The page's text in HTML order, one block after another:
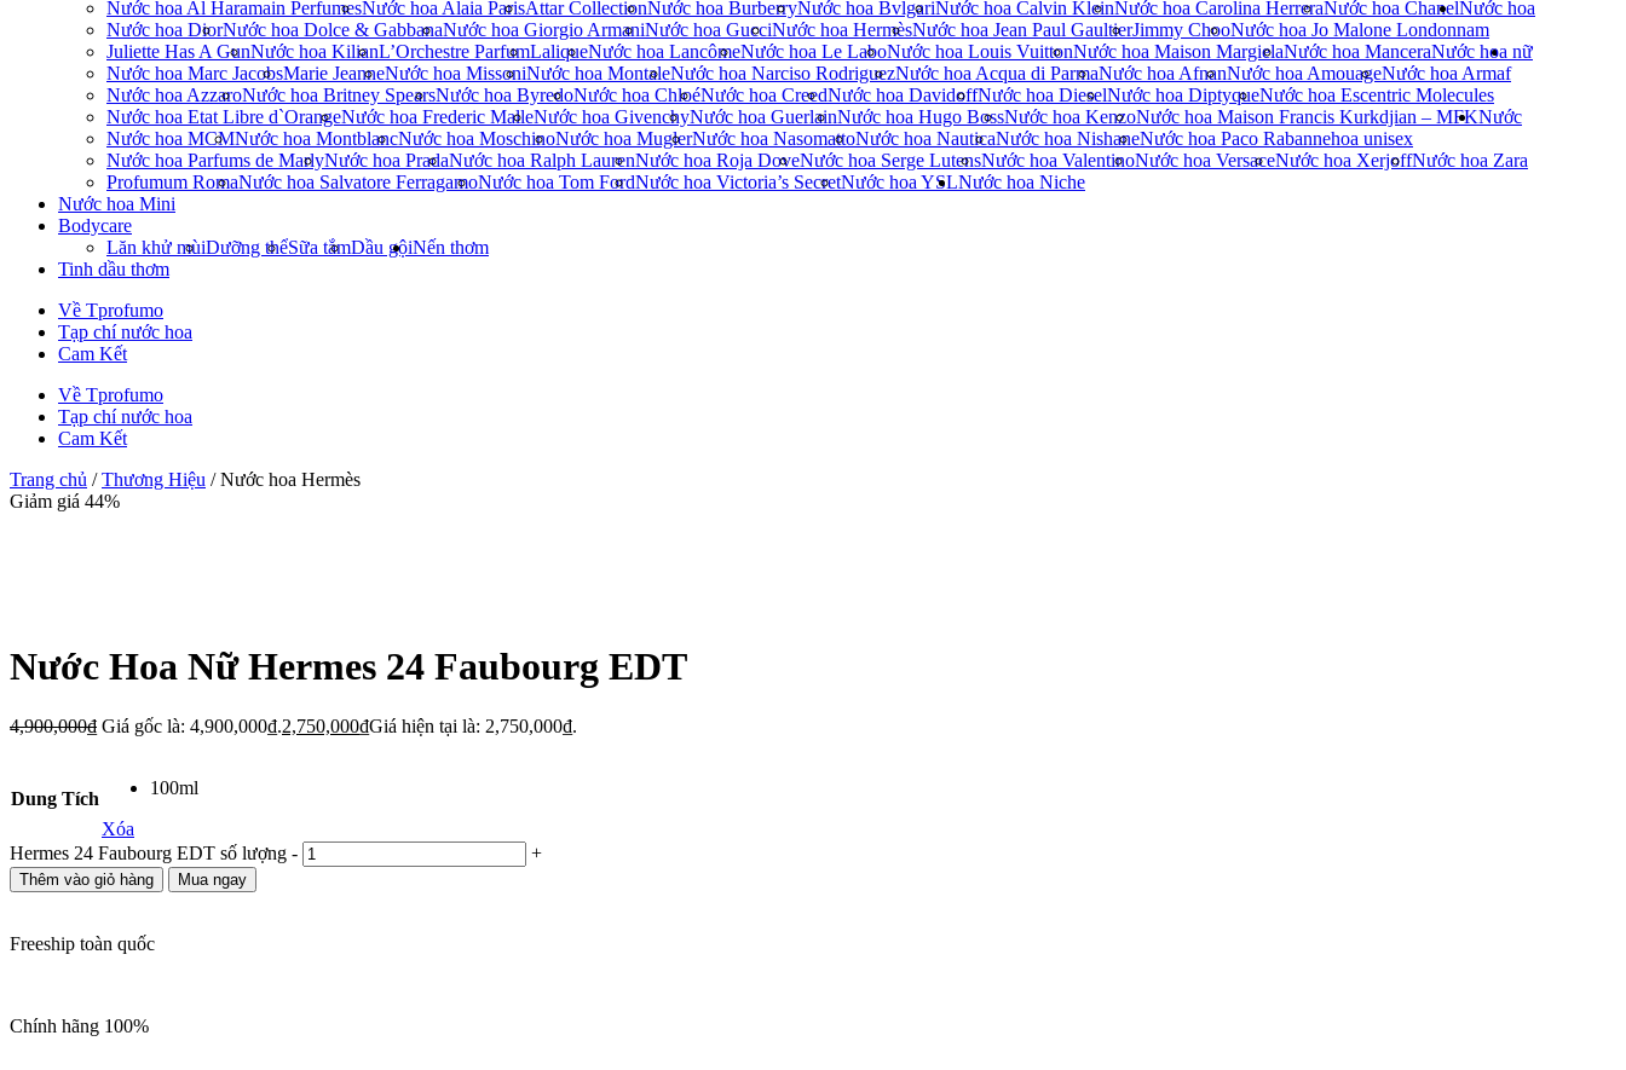
Nước hoa Al Haramain PerfumesNước hoa Alaia ParisAttar CollectionNước hoa BurberryNước hoa BvlgariNước hoa Calvin KleinNước hoa Carolina HerreraNước hoa Chanel
Nước hoa DiorNước hoa Dolce & GabbanaNước hoa Giorgio ArmaniNước hoa GucciNước hoa HermèsNước hoa Jean Paul GaultierJimmy ChooNước hoa Jo Malone London
Juliette Has A GunNước hoa KilianL’Orchestre ParfumLaliqueNước hoa LancômeNước hoa Le LaboNước hoa Louis VuittonNước hoa Maison MargielaNước hoa Mancera
Nước hoa Marc JacobsMarie JeanneNước hoa MissoniNước hoa MontaleNước hoa Narciso RodriguezNước hoa Acqua di ParmaNước hoa AfnanNước hoa AmouageNước hoa Armaf
Nước hoa AzzaroNước hoa Britney SpearsNước hoa ByredoNước hoa ChloéNước hoa CreedNước hoa DavidoffNước hoa DieselNước hoa DiptyqueNước hoa Escentric Molecules
Nước hoa Etat Libre d`OrangeNước hoa Frederic MalleNước hoa GivenchyNước hoa GuerlainNước hoa Hugo BossNước hoa KenzoNước hoa Maison Francis Kurkdjian – MFK
Nước hoa MCMNước hoa MontblancNước hoa MoschinoNước hoa MuglerNước hoa NasomattoNước hoa NauticaNước hoa NishaneNước hoa Paco Rabanne
Nước hoa Parfums de MarlyNước hoa PradaNước hoa Ralph LaurenNước hoa Roja DoveNước hoa Serge LutensNước hoa ValentinoNước hoa VersaceNước hoa XerjoffNước hoa Zara
Profumum RomaNước hoa Salvatore FerragamoNước hoa Tom FordNước hoa Victoria’s SecretNước hoa YSL
Nước hoa
nam
Nước hoa nữ
Nước
hoa unisex
Nước hoa Niche
Nước hoa Mini
Bodycare
Lăn khử mùiDưỡng thểSữa tắmDầu gộiNến thơm
Tinh dầu thơm
Về Tprofumo
Tạp chí nước hoa
Cam Kết
Về Tprofumo
Tạp chí nước hoa
Cam Kết
Trang chủ /Thương Hiệu / Nước hoa Hermès
Giảm giá 44%
Nước Hoa Nữ Hermes 24 Faubourg EDT
4,900,000₫ Giá gốc là: 4,900,000₫.2,750,000₫Giá hiện tại là: 2,750,000₫.
Dung Tích
100ml
Xóa
Hermes 24 Faubourg EDT số lượng - +
Thêm vào giỏ hàng Mua ngay
Freeship toàn quốc
Chính hãng 100%